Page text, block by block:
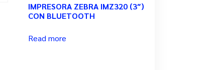
IMPRESORA ZEBRA IMZ320 (3″)
CON BLUETOOTH
Read more